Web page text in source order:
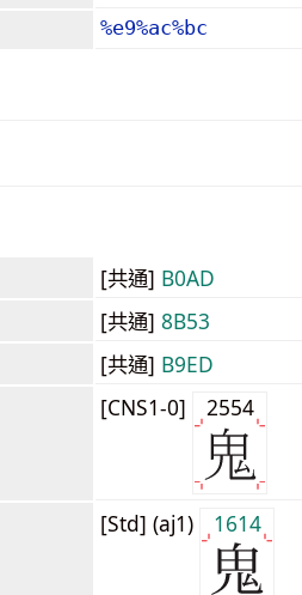
%e9%ac%bc
[共通] B0AD
[共通] 8B53
[共通] B9ED
[CNS1-0] 2554
[Std] (aj1) 1614